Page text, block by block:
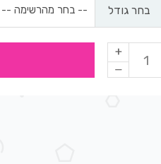
בחר גודל